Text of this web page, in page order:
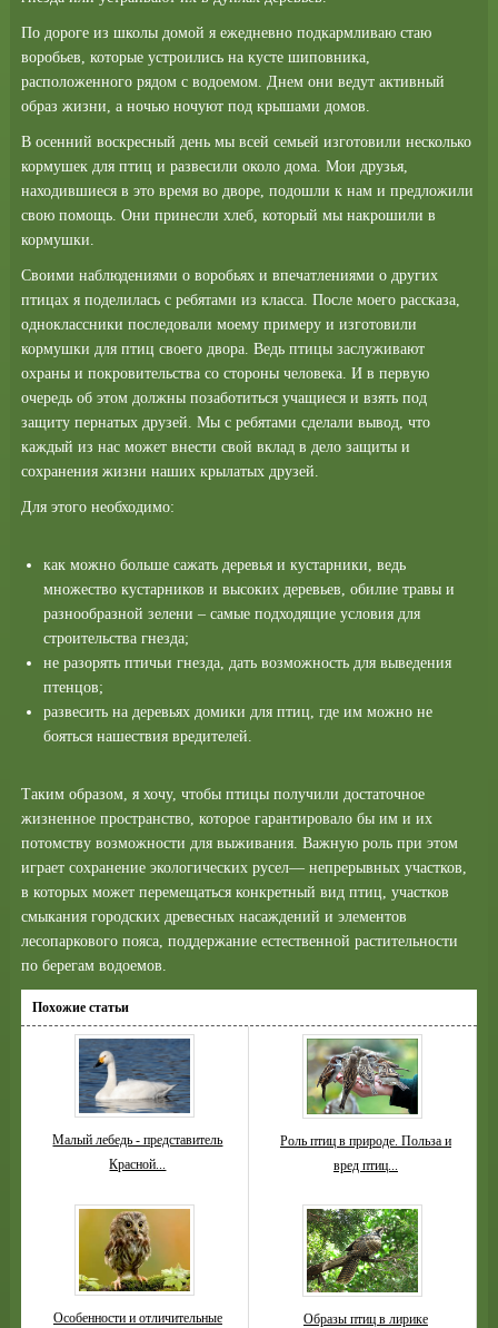
По дороге из школы домой я ежедневно подкармливаю стаю
воробьев, которые устроились на кусте шиповника,
расположенного рядом с водоемом. Днем они ведут активный
образ жизни, а ночью ночуют под крышами домов.
В осенний воскресный день мы всей семьей изготовили несколько
кормушек для птиц и развесили около дома. Мои друзья,
находившиеся в это время во дворе, подошли к нам и предложили
свою помощь. Они принесли хлеб, который мы накрошили в
кормушки.
Своими наблюдениями о воробьях и впечатлениями о других
птицах я поделилась с ребятами из класса. После моего рассказа,
одноклассники последовали моему примеру и изготовили
кормушки для птиц своего двора. Ведь птицы заслуживают
охраны и покровительства со стороны человека. И в первую
очередь об этом должны позаботиться учащиеся и взять под
защиту пернатых друзей. Мы с ребятами сделали вывод, что
каждый из нас может внести свой вклад в дело защиты и
сохранения жизни наших крылатых друзей.
Для этого необходимо:
как можно больше сажать деревья и кустарники, ведь
множество кустарников и высоких деревьев, обилие травы и
разнообразной зелени – самые подходящие условия для
строительства гнезда;
не разорять птичьи гнезда, дать возможность для выведения
птенцов;
развесить на деревьях домики для птиц, где им можно не
бояться нашествия вредителей.
Таким образом, я хочу, чтобы птицы получили достаточное
жизненное пространство, которое гарантировало бы им и их
потомству возможности для выживания. Важную роль при этом
играет сохранение экологических русел— непрерывных участков,
в которых может перемещаться конкретный вид птиц, участков
смыкания городских древесных насаждений и элементов
лесопаркового пояса, поддержание естественной растительности
по берегам водоемов.
Похожие статьи
Малый лебедь - представитель
Красной...
Роль птиц в природе. Польза и
вред птиц...
Особенности и отличительные
Образы птиц в лирике